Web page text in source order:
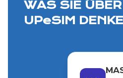
WAS SIE ÜBER
UPeSIM